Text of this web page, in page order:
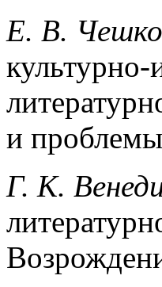
Е. В.
культурно-
и
Г. К.